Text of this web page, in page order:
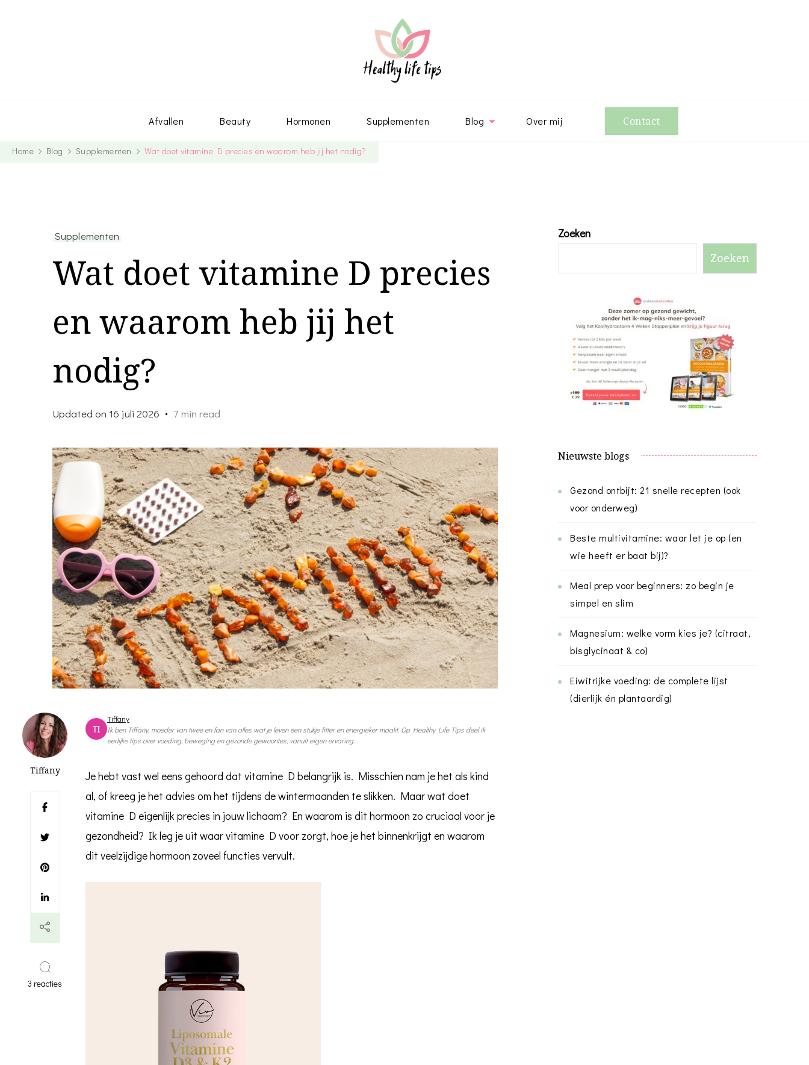
Afvallen Beauty Hormonen Supplementen Blog Over mij Contact
Home Blog Supplementen Wat doet vitamine D precies en waarom heb jij het nodig?
Supplementen
Wat doet vitamine D precies
en waarom heb jij het
nodig?
Updated on16 juli 2026 7 min read
Tiffany
3 reacties
TI
Tiffany
Ik ben Tiffany, moeder van twee en fan van alles wat je leven een stukje fitter en energieker maakt. Op Healthy Life Tips deel ik
eerlijke tips over voeding, beweging en gezonde gewoontes, vanuit eigen ervaring.
Je hebt vast wel eens gehoord dat vitamine D belangrijk is. Misschien nam je het als kind
al, of kreeg je het advies om het tijdens de wintermaanden te slikken. Maar wat doet
vitamine D eigenlijk precies in jouw lichaam? En waarom is dit hormoon zo cruciaal voor je
gezondheid? Ik leg je uit waar vitamine D voor zorgt, hoe je het binnenkrijgt en waarom
dit veelzijdige hormoon zoveel functies vervult.
Zoeken
Zoeken
Nieuwste blogs
Gezond ontbijt: 21 snelle recepten (ook
voor onderweg)
Beste multivitamine: waar let je op (en
wie heeft er baat bij)?
Meal prep voor beginners: zo begin je
simpel en slim
Magnesium: welke vorm kies je? (citraat,
bisglycinaat & co)
Eiwitrijke voeding: de complete lijst
(dierlijk én plantaardig)